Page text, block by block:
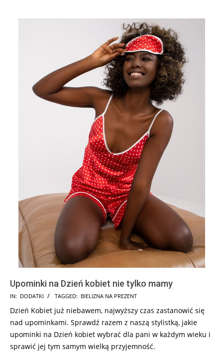
Upominki na Dzień kobiet nie tylko mamy
2025-
02-
IN: DODATKI TAGGED: BIELIZNA NA PREZENT
Dzień Kobiet już niebawem, najwyższy czas zastanowić się
nad upominkami. Sprawdź razem z naszą stylistką, jakie
upominki na Dzień kobiet wybrać dla pani w każdym wieku i
sprawić jej tym samym wielką przyjemność.